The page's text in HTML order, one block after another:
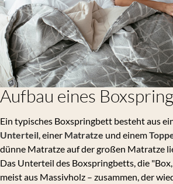
Aufbau eines
Ein typisches Boxspringbett besteht aus
Unterteil , einer Matratze und einem
dünne Matratze auf der großen Matratze
Das Unterteil des Boxspringbetts, die
meist aus Massivholz – zusammen, der